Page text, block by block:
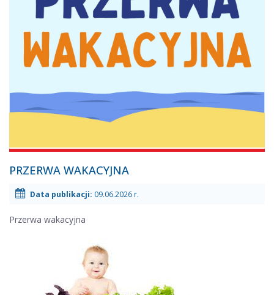
09.06.2026
PRZERWA WAKACYJNA
Data publikacji: 09.06.2026 r.
Przerwa wakacyjna